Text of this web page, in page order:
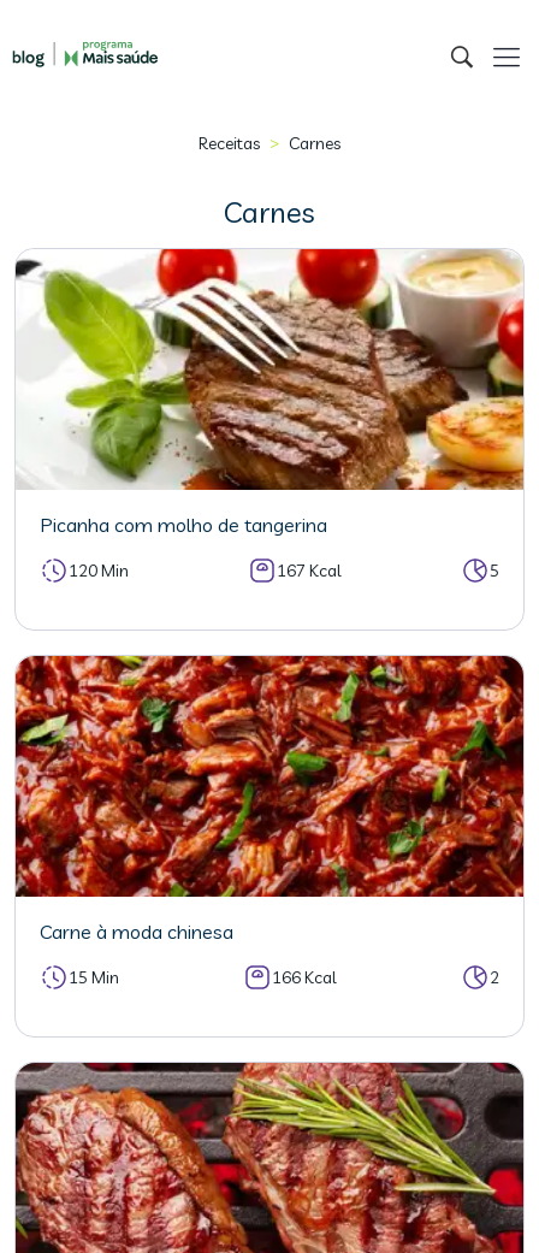
Receitas > Carnes
Carnes
Picanha com molho de tangerina
120 Min 167 Kcal 5
Carne à moda chinesa
15 Min 166 Kcal 2